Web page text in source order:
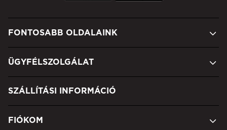
FONTOSABB OLDALAINK
ÜGYFÉLSZOLGÁLAT
SZÁLLÍTÁSI INFORMÁCIÓ
FIÓKOM